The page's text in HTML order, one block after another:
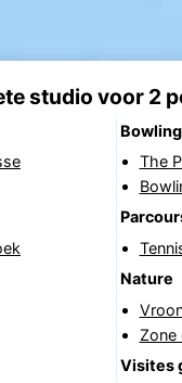
studio voor 2
Bowling
The
Nature
Zone
Visites